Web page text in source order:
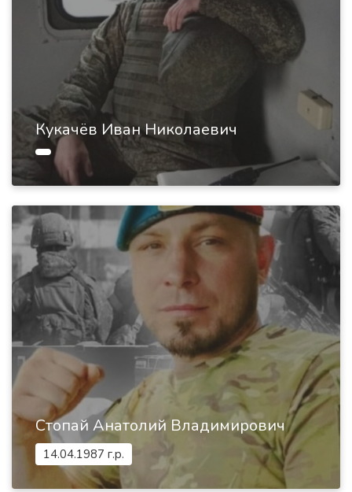
Кукачёв Иван Николаевич
Стопай Анатолий Владимирович
14.04.1987 г.р.